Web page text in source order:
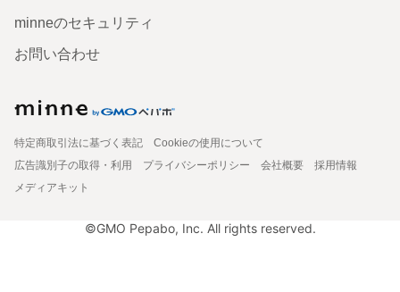
minneのセキュリティ
お問い合わせ
特定商取引法に基づく表記
Cookieの使用について
広告識別子の取得・利用
プライバシーポリシー 会社概要
採用情報
メディアキット
©GMO Pepabo, Inc. All rights reserved.